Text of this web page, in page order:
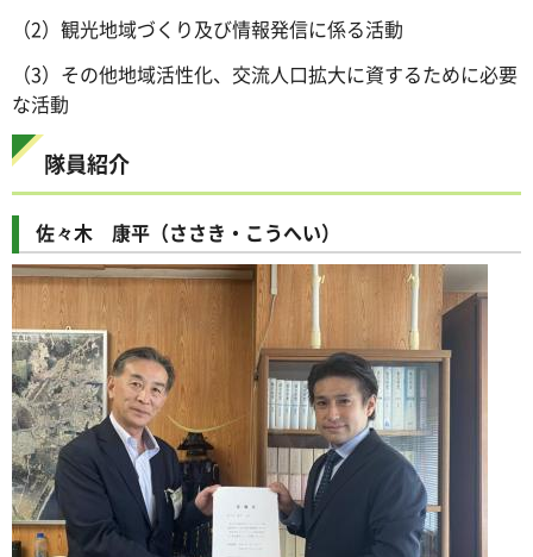
（2）観光地域づくり及び情報発信に係る活動
（3）その他地域活性化、交流人口拡大に資するために必要
な活動
隊員紹介
佐々木 康平（ささき・こうへい）